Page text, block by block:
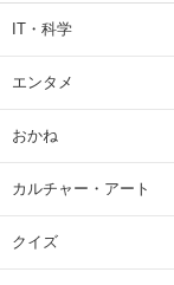
IT・科学
エンタメ
おかね
カルチャー・アート
クイズ